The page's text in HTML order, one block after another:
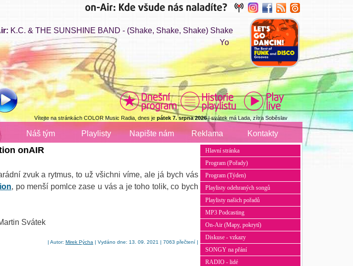
K.C. & THE SUNSHINE BAND - (Shake, Shake, Shake) Shake
Yo
Vítejte na stránkách COLOR Music Radia, dnes je pátek 7. srpna 2026| svátek má Lada, zítra Soběslav
Náš tým Playlisty Napište nám Reklama Kontakty
onAIR
zvuk a rytmus, to už všichni víme, ale já bych vás
, po menší pomlce zase u vás a je toho tolik, co bych
Svátek
| Autor: Mirek Pýcha | Vydáno dne: 13. 09. 2021 | 7063 přečtení |
Hlavní stránka
Program (Pořady)
Program (Týden)
Playlisty odehraných songů
Playlisty našich pořadů
MP3 Podcasting
On-Air (Mapy, pokrytí)
Diskuse - vzkazy
SONGY na přání
RADIO - lidé